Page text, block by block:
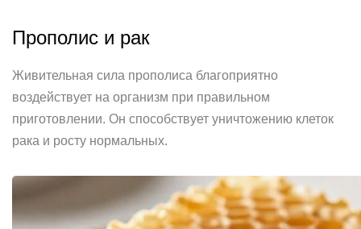
Прополис и рак
Живительная сила прополиса благоприятно
воздействует на организм при правильном
приготовлении. Он способствует уничтожению клеток
рака и росту нормальных.